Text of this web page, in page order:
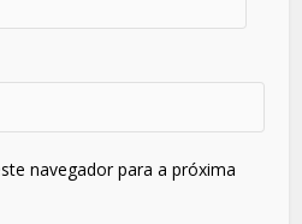
navegador para a próxima